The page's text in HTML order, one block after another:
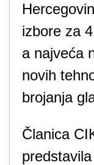
izbore za
a najveća
novih
brojanja
Članica